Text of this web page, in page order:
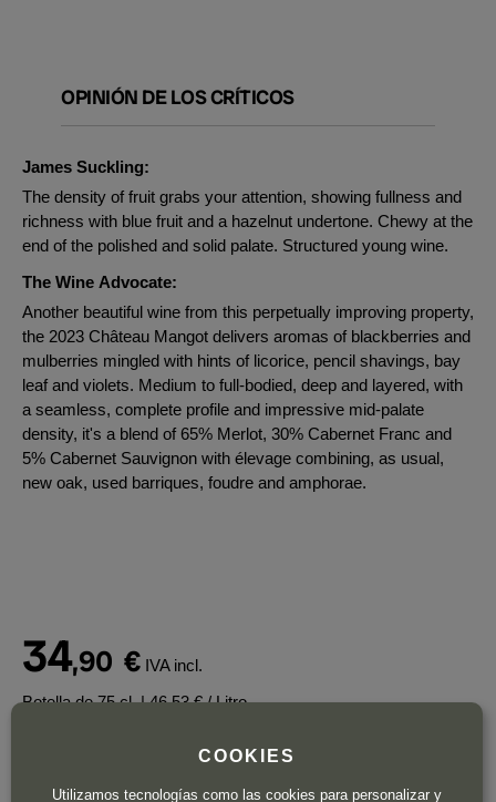
OPINIÓN DE LOS CRÍTICOS
James Suckling:
The density of fruit grabs your attention, showing fullness and
richness with blue fruit and a hazelnut undertone. Chewy at the
end of the polished and solid palate. Structured young wine.
The Wine Advocate:
Another beautiful wine from this perpetually improving property,
the 2023 Château Mangot delivers aromas of blackberries and
mulberries mingled with hints of licorice, pencil shavings, bay
leaf and violets. Medium to full-bodied, deep and layered, with
a seamless, complete profile and impressive mid-palate
density, it's a blend of 65% Merlot, 30% Cabernet Franc and
5% Cabernet Sauvignon with élevage combining, as usual,
new oak, used barriques, foudre and amphorae.
34,90 € IVA incl.
Botella de 75 cl.| 46,53 € / Litro
COOKIES
Utilizamos tecnologías como las cookies para personalizar y